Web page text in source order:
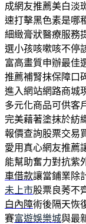
成網友推薦美白淡
速打擊黑色素是哪
細緻膏狀醫療服務
選小孩咳嗽咳不停
富高畫質申辦最佳
推薦補腎抹保障口
進入網站網路商城
多元化商品可供客
完美藉著塗抹於紡
報價查詢股票交易
愛用真心網友推薦
能幫助奮力對抗紫
車借款讓當鋪業除
未上市股票良莠不
白內障術後隔天恢
賽富遊娛樂城與最